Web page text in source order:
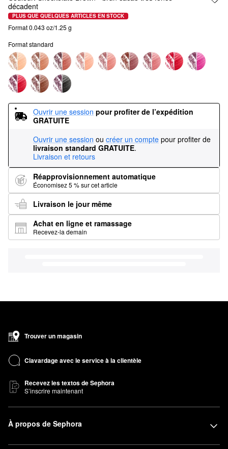
décadent
PLUS QUE QUELQUES ARTICLES EN STOCK
Format 0.043 oz/1.25 g
Format standard
Ouvrir une session pour profiter de l’expédition
GRATUITE
Ouvrir une session ou créer un compte pour profiter de
livraison standard GRATUITE.
Livraison et retours
Réapprovisionnement automatique
Économisez 5 % sur cet article
Livraison le jour même
Achat en ligne et ramassage
Recevez-la demain
Trouver un magasin
Clavardage avec le service à la clientèle
Recevez les textos de Sephora
S’inscrire maintenant
À propos de Sephora